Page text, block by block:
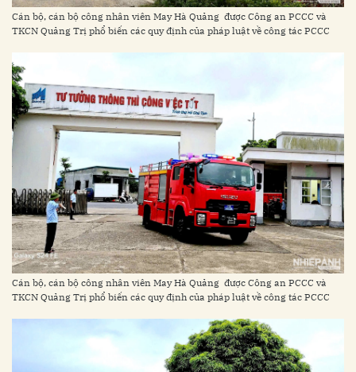
Cán bộ, cán bộ công nhân viên May Hà Quảng được Công an PCCC và
TKCN Quảng Trị phổ biến các quy định của pháp luật về công tác PCCC
Cán bộ, cán bộ công nhân viên May Hà Quảng được Công an PCCC và
TKCN Quảng Trị phổ biến các quy định của pháp luật về công tác PCCC